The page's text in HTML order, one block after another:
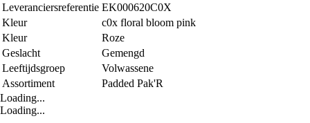
Leveranciersreferentie EK000620C0X
Kleur
c0x floral bloom pink
Kleur
Roze
Geslacht
Gemengd
Leeftijdsgroep
Volwassene
Assortiment
Padded Pak'R
Loading...
Loading...